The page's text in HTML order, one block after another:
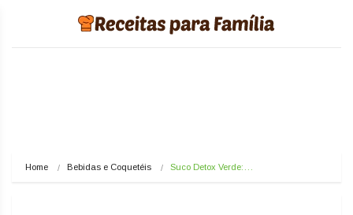
Home Bebidas e Coquetéis Suco Detox Verde:…